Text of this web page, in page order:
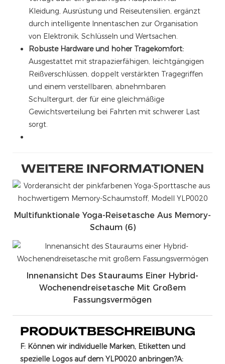
Kleidung, Ausrüstung und Reiseutensilien, ergänzt
durch intelligente Innentaschen zur Organisation
von Elektronik, Schlüsseln und Wertsachen.
Robuste Hardware und hoher Tragekomfort:
Ausgestattet mit strapazierfähigen, leichtgängigen
Reißverschlüssen, doppelt verstärkten Tragegriffen
und einem verstellbaren, abnehmbaren
Schultergurt, der für eine gleichmäßige
Gewichtsverteilung bei Fahrten mit schwerer Last
sorgt.
WEITERE INFORMATIONEN
Multifunktionale Yoga-Reisetasche Aus Memory-
Schaum (6)
Innenansicht Des Stauraums Einer Hybrid-
Wochenendreisetasche Mit Großem
Fassungsvermögen
PRODUKTBESCHREIBUNG
F: Können wir individuelle Marken, Etiketten und
spezielle Logos auf dem YLP0020 anbringen?A: